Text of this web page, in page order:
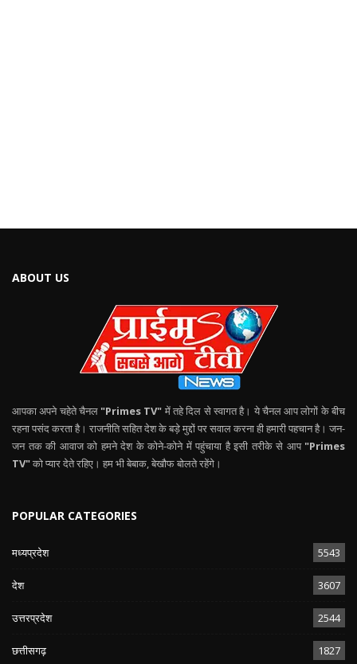
ABOUT US
आपका अपने चहेते चैनल "Primes TV" में तहे दिल से स्वागत है। ये चैनल आप लोगों के बीच
रहना पसंद करता है। राजनीति सहित देश के बड़े मुद्दों पर सवाल करना ही हमारी पहचान है। जन-
जन तक की आवाज को हमने देश के कोने-कोने में पहुंचाया है इसी तरीके से आप "Primes
TV"को प्यार देते रहिए। हम भी बेबाक, बेखौफ बोलते रहेंगे।
POPULAR CATEGORIES
मध्यप्रदेश 5543
देश 3607
उत्तरप्रदेश 2544
छत्तीसगढ़ 1827